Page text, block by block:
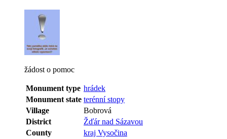
žádost o pomoc
Monument type hrádek
Monument state terénní stopy
Village
Bobrová
District
Žďár nad Sázavou
County
kraj Vysočina